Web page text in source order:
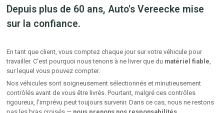
Depuis plus de 60 ans, Auto's Vereecke mise
sur la confiance.
En tant que client, vous comptez chaque jour sur votre véhicule pour
travailler. C'est pourquoi nous tenons à ne livrer que du matériel fiable
sur lequel vous pouvez compter.
Nos véhicules sont soigneusement sélectionnés et minutieusement
contrôlés avant de vous être livrés. Pourtant, malgré ces contrôles
rigoureux, l'imprévu peut toujours survenir. Dans ce cas, nous ne restons